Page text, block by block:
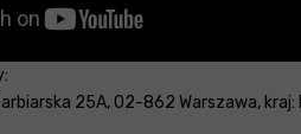
25A, 02-862 Warszawa,